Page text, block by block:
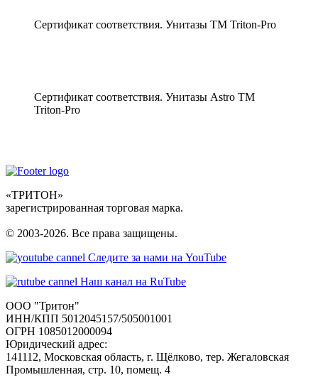
Сертификат соответствия. Унитазы ТМ Triton-Pro
Сертификат соответствия. Унитазы Astro ТМ
Triton-Pro
«ТРИТОН»
зарегистрированная торговая марка.
© 2003-2026. Все права защищены.
Следите за нами на YouTube
Наш канал на RuTube
ООО "Тритон"
ИНН/КПП 5012045157/505001001
ОГРН 1085012000094
Юридический адрес:
141112, Московская область, г. Щёлково, тер. Жегаловская
Промышленная, стр. 10, помещ. 4